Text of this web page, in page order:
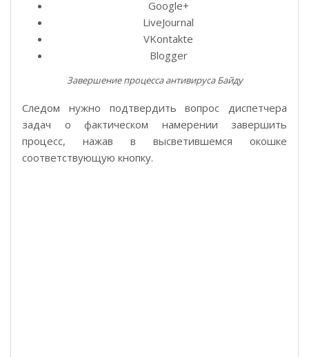
Google+
LiveJournal
VKontakte
Blogger
Завершение процесса антивируса Байду
Следом нужно подтвердить вопрос диспетчера
задач о фактическом намерении завершить
процесс, нажав в высветившемся окошке
соответствующую кнопку.